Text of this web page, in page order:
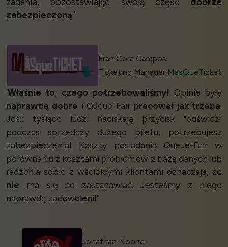
zabezpieczoną.’
Fran Cora Campos
Ticketing Manager MasQueTicket
‘Właśnie to, czego potrzebowaliśmy! Opinie były
naprawdę dobre i Queue-Fair pracował jak trzeba.
Jeśli tysiące ludzi naciskają przycisk "odśwież"
podczas sprzedaży dużego biletu, potrzebujesz
zabezpieczenia! Koszty posiadania Queue-Fair w
porównaniu z kosztami problemów z bazą danych lub
radzenia sobie z wściekłymi klientami oznaczają, że
nie ma się co zastanawiać. Jesteśmy z niego
naprawdę zadowoleni!’
Jonathan Noone